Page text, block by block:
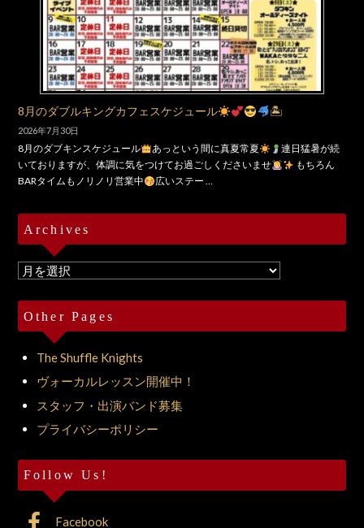
8月のダブルキングカフェスケジュール 🏝
2026年7月30日
8月のダブキンスケジュール あっという間に真夏常夏
連日猛暑が続
いておりますが、体調に気をつけてお過ごしくださいませ
もちろん
BARタイムもノリノリ営業中
広いステー …
Archives
Archives
Other Pages
The Shuffle Knights
ヴォーカルレッスン開催中！
スタッフ・出演バンド募集
プライバシーポリシー
Follow Us!
Facebook